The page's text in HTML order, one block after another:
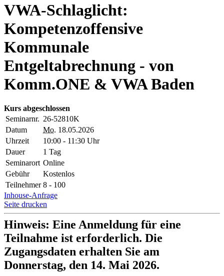
VWA-Schlaglicht:
Kompetenzoffensive
Kommunale
Entgeltabrechnung - von
Komm.ONE & VWA Baden
Kurs abgeschlossen
Seminarnr. 26-52810K
Datum
Mo. 18.05.2026
Uhrzeit
10:00 - 11:30 Uhr
Dauer
1 Tag
Seminarort Online
Gebühr
Kostenlos
Teilnehmer 8 - 100
Inhouse-Anfrage
Seite drucken
Hinweis: Eine Anmeldung für eine
Teilnahme ist erforderlich. Die
Zugangsdaten erhalten Sie am
Donnerstag, den 14. Mai 2026.